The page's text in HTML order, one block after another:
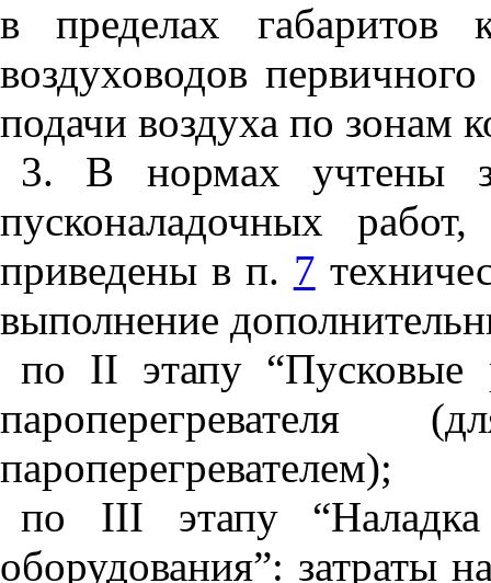
в пределах габаритов
воздуховодов
подачи воздуха по зонам
3. В нормах учтены
пусконаладочных
приведены в п. 7
выполнение
по II этапу “Пусковые
пароперегревателем);
по III этапу “Наладка
оборудования”: затраты